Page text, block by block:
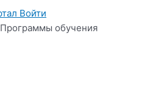
Войти
Программы обучения